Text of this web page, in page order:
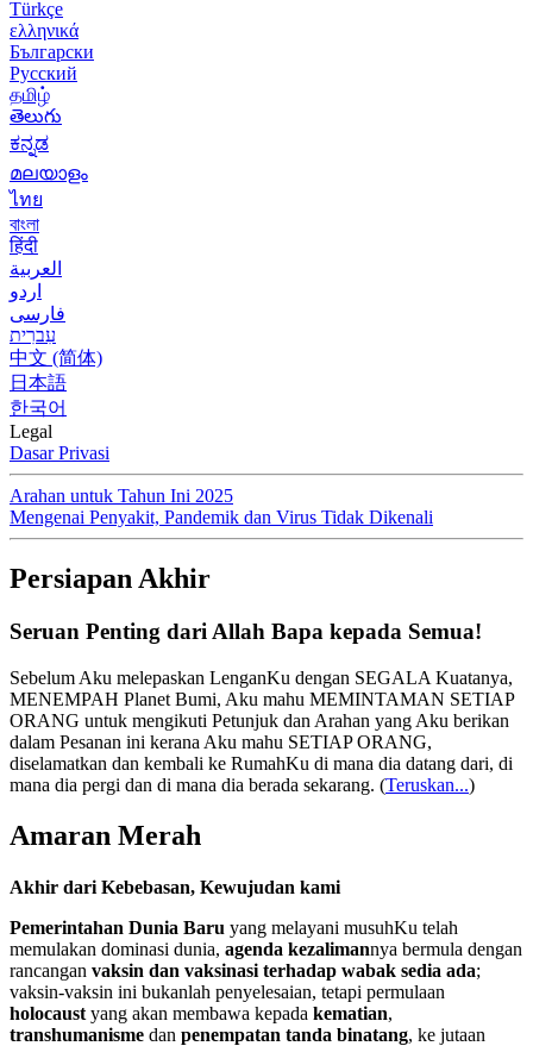
Türkçe
ελληνικά
Български
Русский
தமிழ்
తెలుగు
ಕನ್ನಡ
മലയാളം
ไทย
বাংলা
हिंदी
العربية
اردو
فارسی
עִברִית
中文 (简体)
日本語
한국어
Legal
Dasar Privasi
Arahan untuk Tahun Ini 2025
Mengenai Penyakit, Pandemik dan Virus Tidak Dikenali
Persiapan Akhir
Seruan Penting dari Allah Bapa kepada Semua!
Sebelum Aku melepaskan LenganKu dengan SEGALA Kuatanya,
MENEMPAH Planet Bumi, Aku mahu MEMINTAMAN SETIAP
ORANG untuk mengikuti Petunjuk dan Arahan yang Aku berikan
dalam Pesanan ini kerana Aku mahu SETIAP ORANG,
diselamatkan dan kembali ke RumahKu di mana dia datang dari, di
mana dia pergi dan di mana dia berada sekarang. (Teruskan...)
Amaran Merah
Akhir dari Kebebasan, Kewujudan kami
Pemerintahan Dunia Baru yang melayani musuhKu telah
memulakan dominasi dunia, agenda kezalimannya bermula dengan
rancangan vaksin dan vaksinasi terhadap wabak sedia ada;
vaksin-vaksin ini bukanlah penyelesaian, tetapi permulaan
holocaust yang akan membawa kepada kematian,
transhumanisme dan penempatan tanda binatang, ke jutaan